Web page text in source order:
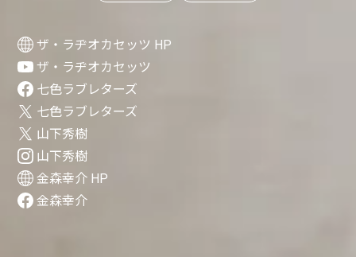
ザ・ラヂオカセッツ HP
ザ・ラヂオカセッツ
七色ラブレターズ
七色ラブレターズ
山下秀樹
山下秀樹
金森幸介 HP
金森幸介